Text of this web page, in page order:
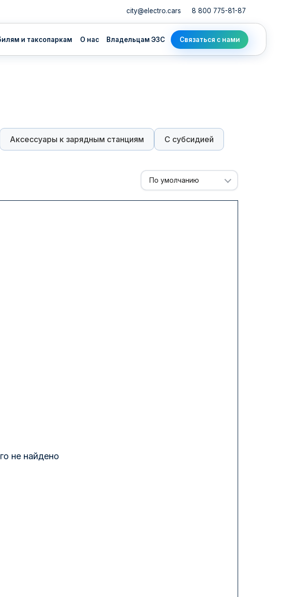
Владельцам ЭЗС Связаться с нами
8 800 775-81-87
Аксессуары к зарядным станциям С субсидией
не найдено